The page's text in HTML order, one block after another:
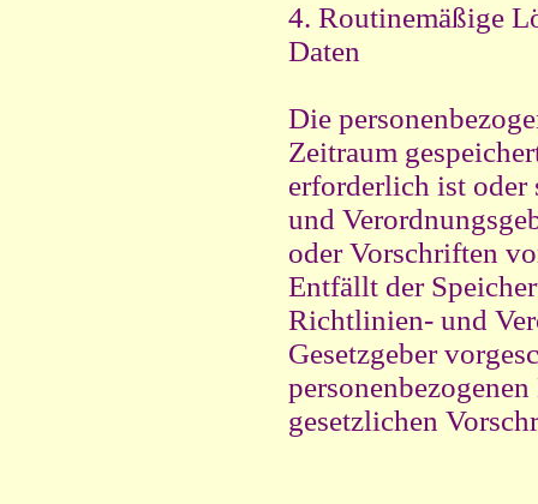
4. Routinemäßige
Daten
Die
Zeitraum
erforderlich ist oder
und
oder Vorschriften
Entfällt der
Richtlinien- und
Gesetzgeber
gesetzlichen